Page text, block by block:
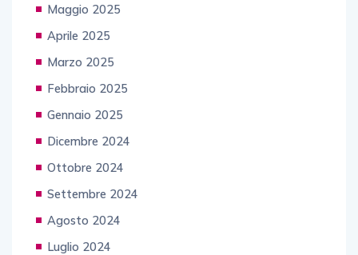
Maggio 2025
Aprile 2025
Marzo 2025
Febbraio 2025
Gennaio 2025
Dicembre 2024
Ottobre 2024
Settembre 2024
Agosto 2024
Luglio 2024